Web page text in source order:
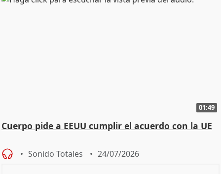
01:49
Cuerpo pide a EEUU cumplir el acuerdo con la UE
Sonido Totales 24/07/2026